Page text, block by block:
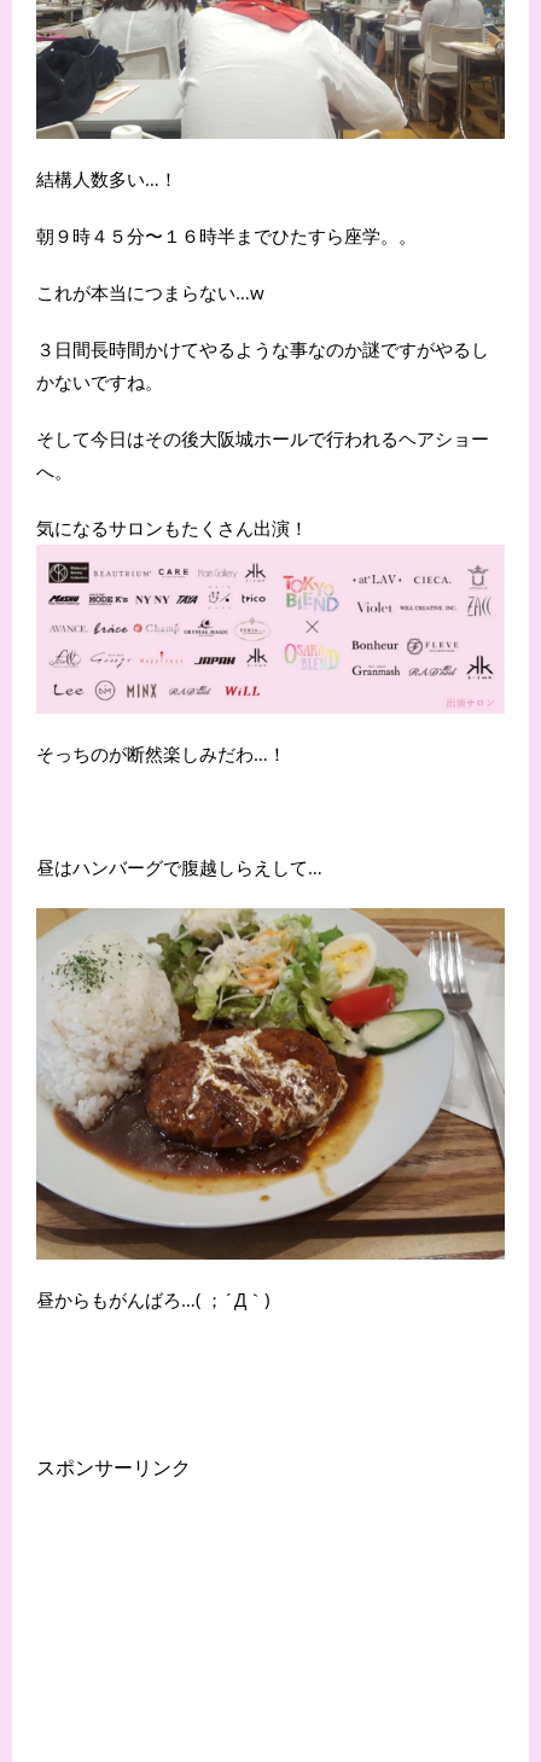
結構人数多い…！
朝９時４５分〜１６時半までひたすら座学。。
これが本当につまらない…w
３日間長時間かけてやるような事なのか謎ですがやるし
かないですね。
そして今日はその後大阪城ホールで行われるヘアショー
へ。
気になるサロンもたくさん出演！
そっちのが断然楽しみだわ…！
昼はハンバーグで腹越しらえして…
昼からもがんばろ…( ；´Д｀)
スポンサーリンク